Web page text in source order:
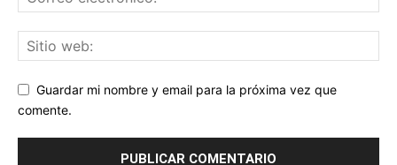
Guardar mi nombre y email para la próxima vez que
comente.